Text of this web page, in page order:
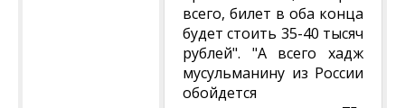
всего, билет в оба конца
будет стоить 35-40 тысяч
рублей". "А всего хадж
мусульманину из России
обойдется